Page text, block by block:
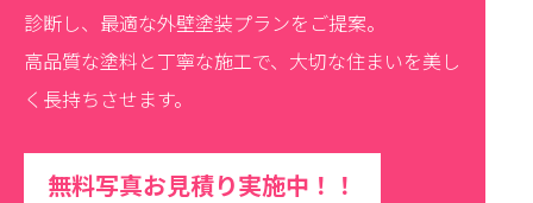
診断し、最適な外壁塗装プランをご提案。
高品質な塗料と丁寧な施工で、大切な住まいを美し
く長持ちさせます。
無料写真お見積り実施中！！